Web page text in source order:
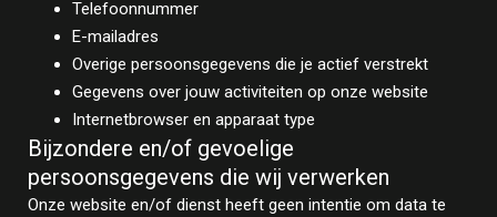
Telefoonnummer
E-mailadres
Overige persoonsgegevens die je actief verstrekt
Gegevens over jouw activiteiten op onze website
Internetbrowser en apparaat type
Bijzondere en/of gevoelige
persoonsgegevens die wij verwerken
Onze website en/of dienst heeft geen intentie om data te